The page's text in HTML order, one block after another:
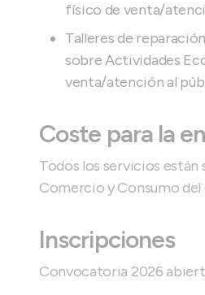
físico de venta/
Talleres de
sobre Actividades
venta/atención al
Coste para la
Todos los servicios están
Comercio y Consumo del
Inscripciones
Convocatoria 2026